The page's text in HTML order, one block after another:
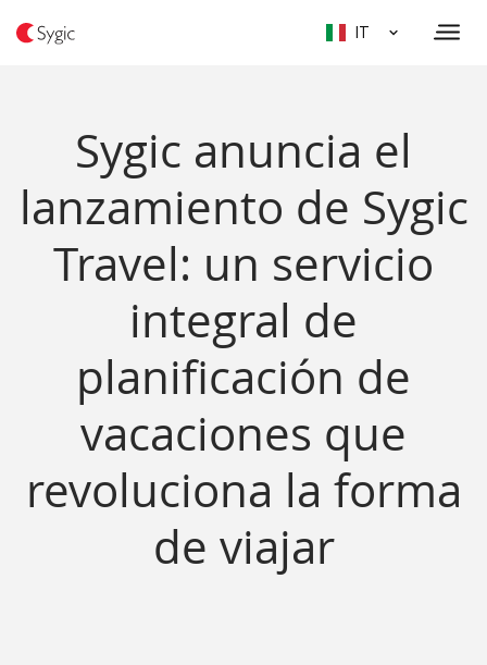
IT
Sygic anuncia el
lanzamiento de Sygic
Travel: un servicio
integral de
planificación de
vacaciones que
revoluciona la forma
de viajar